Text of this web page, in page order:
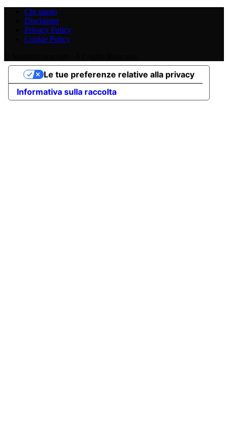
Chi siamo
Disclaimer
Privacy Policy
Cookie Policy
Informativa sulla raccolta
Le tue preferenze relative alla privacy